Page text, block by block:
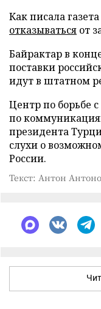
Как писала
отказываться от
Байрактар в
поставки
идут в штатном
Центр по борьбе
по
президента
слухи о
России.
Текст: Антон